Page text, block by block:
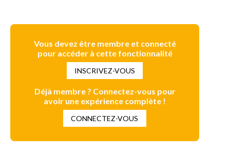
Vous devez être membre et connecté
pour accéder à cette fonctionnalité
INSCRIVEZ-VOUS
Déjà membre ? Connectez-vous pour
avoir une expérience complète !
CONNECTEZ-VOUS